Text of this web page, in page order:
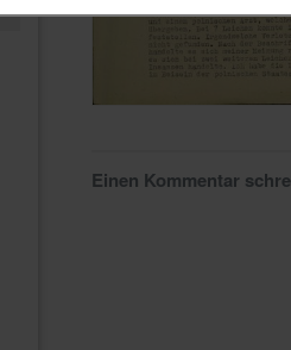
Einen Kommentar